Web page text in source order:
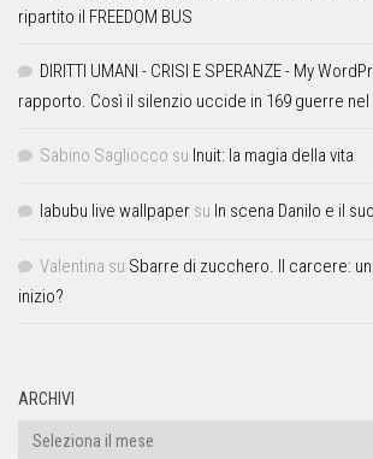
ripartito il FREEDOM BUS
DIRITTI UMANI - CRISI E SPERANZE - My
rapporto. Così il silenzio uccide in 169 guerre nel
Sabino Sagliocco su Inuit: la magia della vita
labubu live wallpaper su In scena Danilo e il
Valentina su Sbarre di zucchero. Il carcere:
inizio?
ARCHIVI